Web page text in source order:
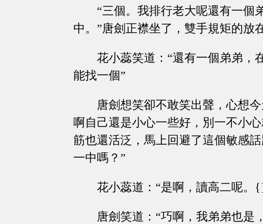
“三個。我排行老大呢還有一個
中。”唐劍正襟坐了，雙手規矩的放
花小蕊笑道：“還有一個弟弟，
能找一個”
唐劍想笑卻不敢笑出聲，心想
啊自己還是小心一些好，別一不小
筋也還活泛，馬上回避了這個敏感
一中嗎？”
花小蕊道：“是啊，讀高二呢。
唐劍笑道：“巧啊，我弟弟也是